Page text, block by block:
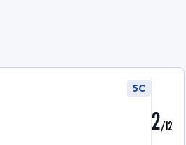
5C
2/12